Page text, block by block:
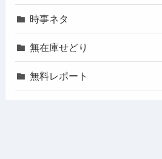
時事ネタ
無在庫せどり
無料レポート